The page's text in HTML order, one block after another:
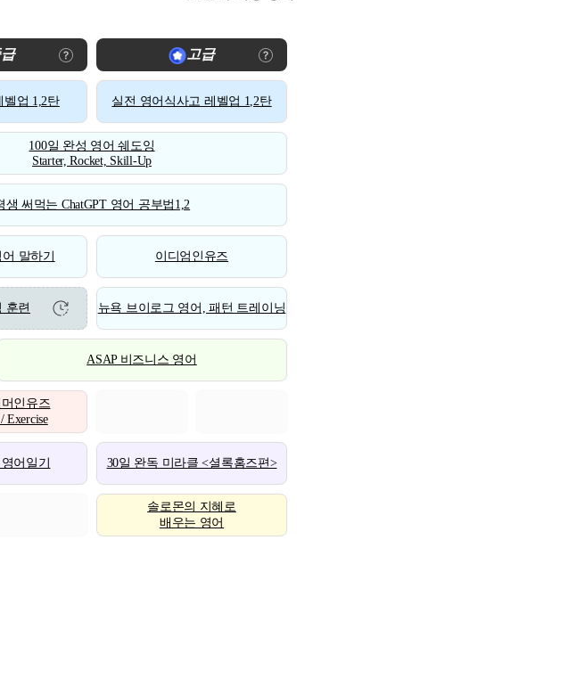
고급
벨업 1,2탄 실전 영어식사고 레벨업 1,2탄
100일 완성 영어 쉐도잉
Starter, Rocket, Skill-Up
생 써먹는 ChatGPT 영어 공부법1,2
말하기 이디엄인유즈
훈련 뉴욕 브이로그 영어, 패턴 트레이닝
ASAP 비즈니스 영어
인유즈
Exercise
어일기 30일 완독 미라클 <셜록홈즈편>
솔로몬의 지혜로
배우는 영어